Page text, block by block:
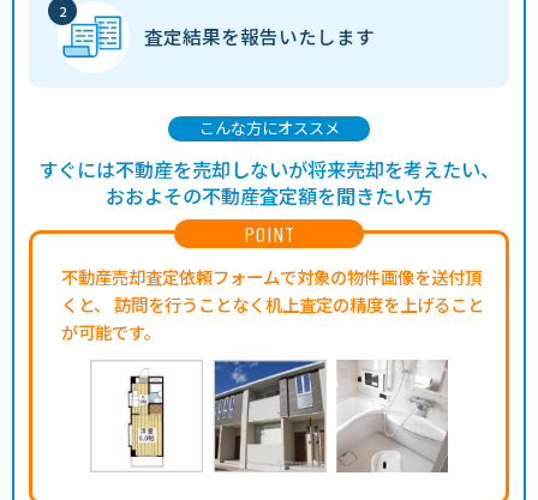
査定結果を報告いたします
POINT
不動産売却査定依頼フォームで対象の物件画像を送付頂
くと、
訪問を行うことなく机上査定の精度を上げること
が可能です。
こんな方にオススメ
すぐには不動産を売却しないが将来売却を考えたい、
おおよその不動産査定額を聞きたい方